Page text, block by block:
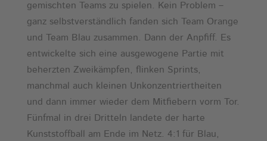
gemischten Teams zu spielen. Kein Problem –
ganz selbstverständlich fanden sich Team Orange
und Team Blau zusammen. Dann der Anpfiff. Es
entwickelte sich eine ausgewogene Partie mit
beherzten Zweikämpfen, flinken Sprints,
manchmal auch kleinen Unkonzentriertheiten
und dann immer wieder dem Mitfiebern vorm Tor.
Fünfmal in drei Dritteln landete der harte
Kunststoffball am Ende im Netz. 4:1 für Blau,